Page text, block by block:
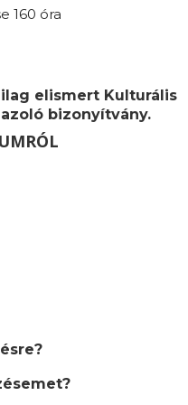
160 óra
elismert Kulturális
bizonyítvány.